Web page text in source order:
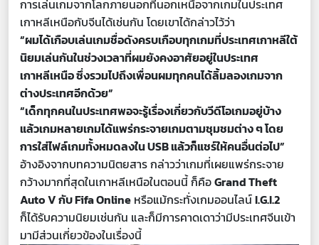
การเล่นเกมจากโลกภายนอกที่นอกเหนือจากเกมในประเทศ
เกาหลีเหนือกับจีนได้เช่นกัน โดยเขาได้กล่าวไว้ว่า
“ผมได้เกือบเล่นเกมชื่อดังครบเกือบทุกเกมที่ประเทศเกาหลีใต้
นิยมเล่นกันในช่วงเวลาที่ผมยังคงอาศัยอยู่ในประเทศ
เกาหลีเหนือ ซึ่งรวมไปถึงเพื่อนผมทุกคนได้ลิ้มลองเกมจาก
ต่างประเทศอีกด้วย”
“เด็กทุกคนในประเทศพอจะรู้เรื่องเกี่ยวกับวีดีโอเกมอยู่บ้าง
แล้วเกมหลายเกมได้แพร่กระจายเกมตามชุมชมต่าง ๆ โดย
การใส่ไฟล์เกมทั้งหมดลงใน USB แล้วก็แชร์ให้คนอื่นต่อไป”
อ้างอิงจากบทความนิตยสาร กล่าวว่าเกมที่เผยแพร่กระจาย
กว้างมากที่สุดในเกาหลีเหนือในตอนนี้ ก็คือGrand Theft
Auto V กับ Fifa Online หรือแม้กระทั่งเกมออนไลน์I.G.I.2
ก็ได้รับความนิยมเช่นกัน และก็มีการคาดเดาว่ามีประเทศจีนเข้า
มามีส่วนเกี่ยวข้องในเรื่องนี้